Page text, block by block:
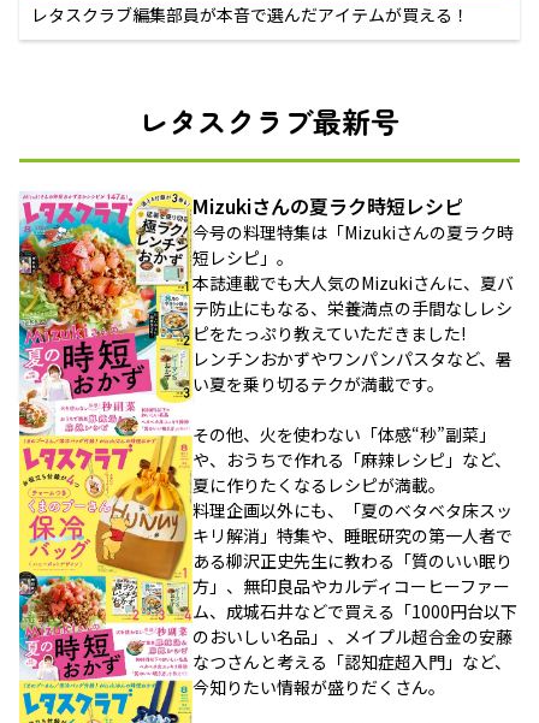
レタスクラブ編集部員が本音で選んだアイテムが買える！
レタスクラブ最新号
Mizukiさんの夏ラク時短レシピ
今号の料理特集は「Mizukiさんの夏ラク時
短レシピ」。
本誌連載でも大人気のMizukiさんに、夏バ
テ防止にもなる、栄養満点の手間なしレシ
ピをたっぷり教えていただきました!
レンチンおかずやワンパンパスタなど、暑
い夏を乗り切るテクが満載です。
その他、火を使わない「体感“秒”副菜」
や、おうちで作れる「麻辣レシピ」など、
夏に作りたくなるレシピが満載。
料理企画以外にも、「夏のベタベタ床スッ
キリ解消」特集や、睡眠研究の第一人者で
ある柳沢正史先生に教わる「質のいい眠り
方」、無印良品やカルディコーヒーファー
ム、成城石井などで買える「1000円台以下
のおいしい名品」、メイプル超合金の安藤
なつさんと考える「認知症超入門」など、
今知りたい情報が盛りだくさん。